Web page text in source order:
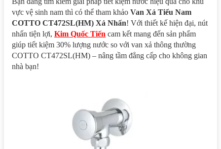
vực vệ sinh nam thì có thể tham khảo Van Xả Tiểu Nam
COTTO CT472SL(HM) Xả Nhấn! Với thiết kế hiện đại, nút
nhấn tiện lợi, Kim Quốc Tiến cam kết mang đến sản phẩm
giúp tiết kiệm 30% lượng nước so với van xả thông thường
COTTO CT472SL(HM) – nâng tầm đẳng cấp cho không gian
nhà bạn!